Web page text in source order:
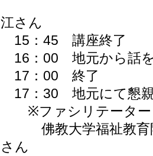
江さん
15：45 講座終了
16：00 地元から話
17：00 終了
17：30 地元にて懇親
※ファシリテーター
佛教大学福祉教育
さん